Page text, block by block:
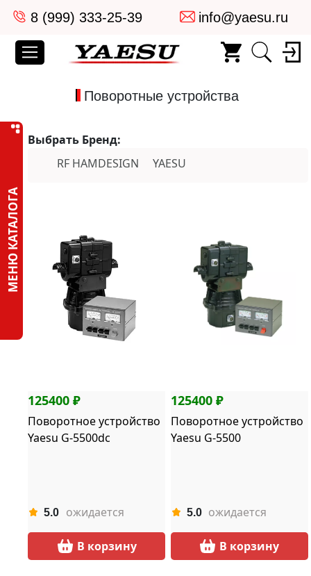
8 (999) 333-25-39 info@yaesu.ru
Поворотные устройства
МЕНЮ КАТАЛОГА
Выбрать Бренд:
RF HAMDESIGN
YAESU
125400 ₽
Поворотное устройство
Yaesu G-5500dc
5.0 ожидается
В корзину
125400 ₽
Поворотное устройство
Yaesu G-5500
5.0 ожидается
В корзину